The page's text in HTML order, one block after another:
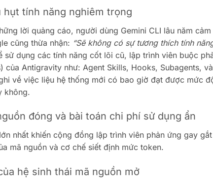
hụt tính năng nghiêm trọng
lời quảng cáo, người dùng Gemini CLI lâu năm
cũng thừa nhận: “Sẽ không có sự tương thích tính
sử dụng các tính năng cốt lõi cũ, lập trình viên buộc
của Antigravity như: Agent Skills, Hooks, Subagents,
về việc liệu hệ thống mới có bao giờ đạt được mức
không.
đóng và bài toán chi phí sử dụng ẩn
nhất khiến cộng đồng lập trình viên phản ứng gay
mã nguồn và cơ chế siết định mức token.
hệ sinh thái mã nguồn mở